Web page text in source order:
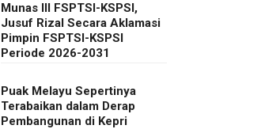
Sosial
Munas III FSPTSI-KSPSI,
Jusuf Rizal Secara Aklamasi
Pimpin FSPTSI-KSPSI
Periode 2026-2031
Puak Melayu Sepertinya
Terabaikan dalam Derap
Pembangunan di Kepri